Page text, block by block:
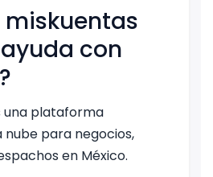
miskuentas
con
una plataforma
para negocios,
en México.